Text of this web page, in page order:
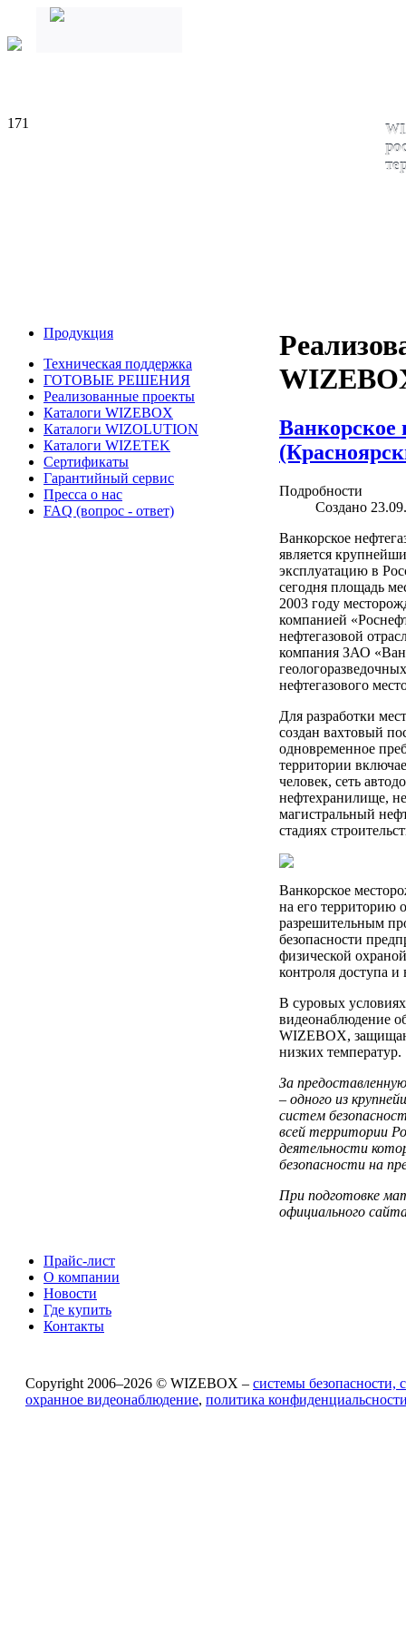
171
Продукция
Техническая поддержка
ГОТОВЫЕ РЕШЕНИЯ
Реализованные проекты
Каталоги WIZEBOX
Каталоги WIZOLUTION
Каталоги WIZETEK
Сертификаты
Гарантийный сервис
Пресса о нас
FAQ (вопрос - ответ)
Ванкорское
Подробности
Создано
Ванкорское
является
эксплуатацию в
сегодня площадь
2003 году
компанией
нефтегазовой
компания ЗАО
нефтегазового
Для разработки
создан вахтовый
одновременное
территории
человек, сеть
нефтехранилище,
магистральный
стадиях
Ванкорское
на его территорию
разрешительным
безопасности
физической
контроля доступа
В суровых
видеонаблюдение
WIZEBOX,
низких температур.
За
– одного из
систем
всей территории
деятельности
безопасности на
При подготовке
официального
Прайс-лист
О компании
Новости
Где купить
Контакты
Copyright 2006–2026 © WIZEBOX – системы безопасности,
охранное видеонаблюдение, политика